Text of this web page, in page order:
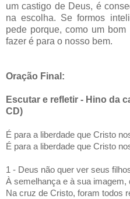
um castigo de Deus, é
na escolha. Se formos
pede porque, como um
fazer é para o nosso bem.
Oração Final:
Escutar e refletir - Hino da
CD)
É para a liberdade que Cristo
É para a liberdade que Cristo
1 - Deus não quer ver seus
À semelhança e à sua imagem,
Na cruz de Cristo, foram todos